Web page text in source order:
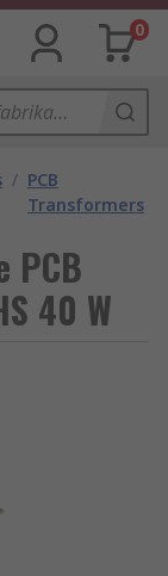
0
/ PCB
Transformers
PCB
40 W